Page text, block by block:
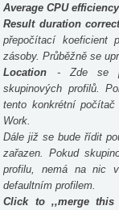
Average CPU efficiency
Result duration
přepočítací koeficient
zásoby. Průběžně se
Location - Zde se
skupinových profilů.
tento konkrétní
Work.
Dále již se bude řídit
zařazen. Pokud
profilu, nemá na nic
defaultním profilem.
Click to ,,merge this